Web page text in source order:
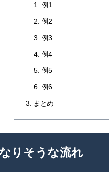
例1
例2
例3
例4
例5
例6
まとめ
りそうな流れ